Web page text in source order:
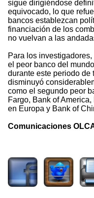
sigue dirigiéndose
equivocado, lo que
bancos establezcan
financiación de los
no vuelvan a las
Para los
el peor banco del
durante este periodo de
disminuyó
como el segundo peor
Fargo, Bank of
en Europa y Bank of
Comunicaciones